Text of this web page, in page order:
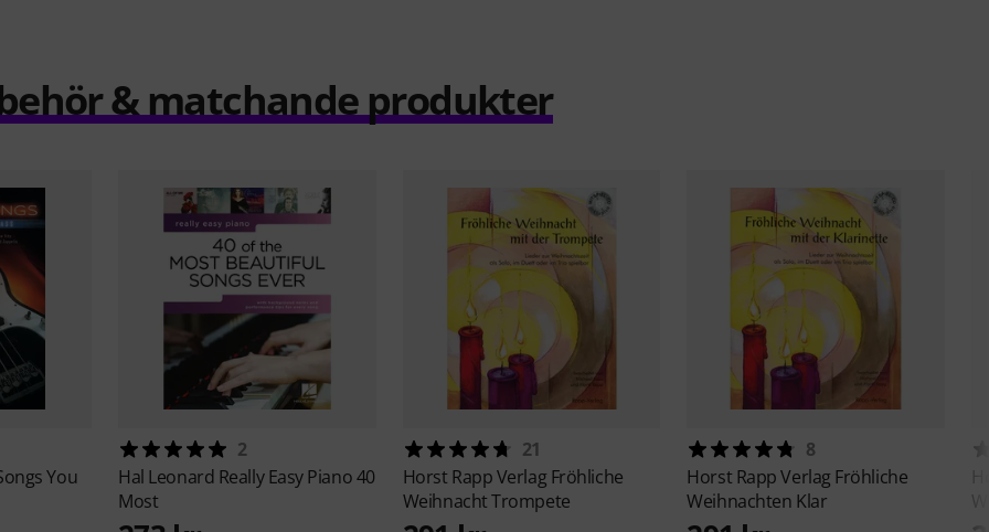
& matchande produkter
You
2
Hal Leonard Really Easy Piano 40
Most
21
Horst Rapp Verlag Fröhliche
Weihnacht Trompete
8
Horst Rapp Verlag Fröhliche
Weihnachten Klar